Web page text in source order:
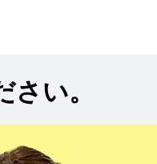
い。